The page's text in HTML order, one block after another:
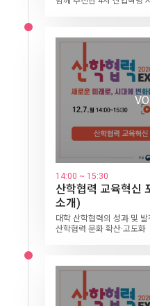
14:00~17:00
2일차
10:00~12:00
LINC+ MOOC 페스티벌
14:00~15:30
사회맞춤형 산학협력 선
제 1회 한국대학드론축구
꿈의 기업 입사 프로젝트 '
3일차
창업 축제
10:00~11:30
창업특강
14:00~16:00
2020 창업교육포럼
2020 산학협력 EXPO의 시
11:00 ~ 12:30
기조강연
유명석학의 기조강연 진행
대학이 개발한 MOOC 교육
14:00 ~ 15:30
사회맞춤형 산학협
가족기업 제품 홈쇼
대학별 협약기업·가족기업
14:00 ~ 16:00
2020 학생 창업유
기술창업트랙 데모
경진대회를 통해 육성된 대
회
11:00 ~ 12:00
인공지능이 감정을
인공지능 갈매기 박외진 대
11:00 ~ 12:00
뇌공학자, 인공지능
한양대 임창환 교수
14:00 ~ 15:30
산학협력 교육혁신
소개)
대학 산학협력의 성과 및
산학협력 문화 확산·고도화
주제 : AI시대 인성과 교육
14:00 ~ 14:40
진로관련 명사강연
데니스 홍 (UCLA, 로봇공학
주제 : 상상을 현실로 만드
11:00 ~ 12:00
초청강연
김준수 SBS 프로듀서(PD)
14:00 ~ 15:30
산학협력 부문 석학
‘새로운 미래로, 시대의 변
장’과 ‘최재붕 교수’의 발제와